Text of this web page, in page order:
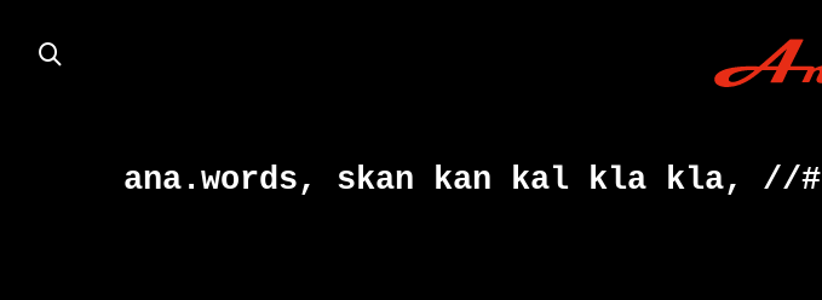
ana.words, skan kan kal kla kla, //#